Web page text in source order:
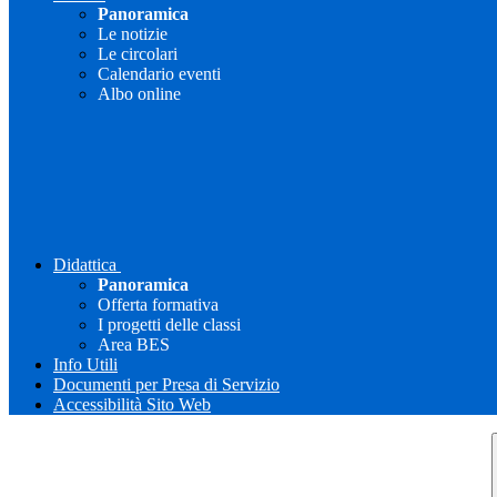
Panoramica
Le notizie
Le circolari
Calendario eventi
Albo online
Didattica
Panoramica
Offerta formativa
I progetti delle classi
Area BES
Info Utili
Documenti per Presa di Servizio
Accessibilità Sito Web